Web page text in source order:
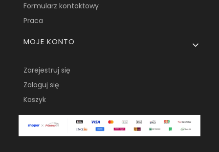
Formularz kontaktowy
Praca
MOJE KONTO
Zarejestruj się
Zaloguj się
Koszyk